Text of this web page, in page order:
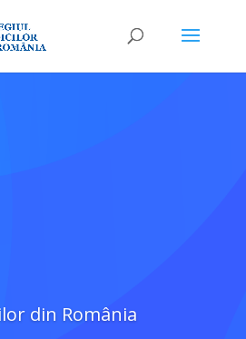
din România